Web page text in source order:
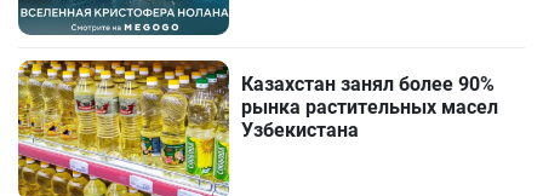
Казахстан занял более 90%
рынка растительных масел
Узбекистана